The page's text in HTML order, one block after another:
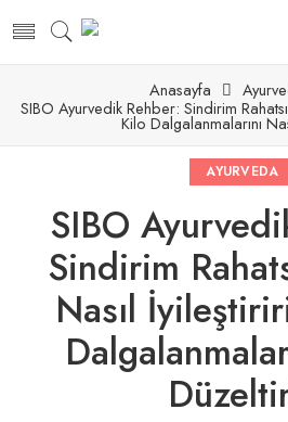
Anasayfa
SIBO Ayurvedik Rehber: Sindirim
Kilo Dalgalanmalarını
AYURVEDA
SIBO
Sindirim
Nasıl
Kapsül – Wing Naturals
– Natural Elements